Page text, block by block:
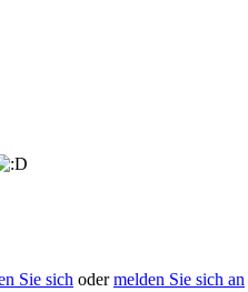
Sie sich odermelden Sie sich an